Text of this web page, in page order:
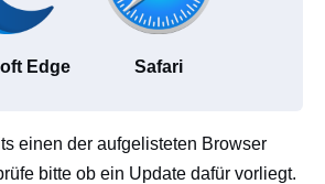
Edge Safari
einen der aufgelisteten Browser
bitte ob ein Update dafür vorliegt.